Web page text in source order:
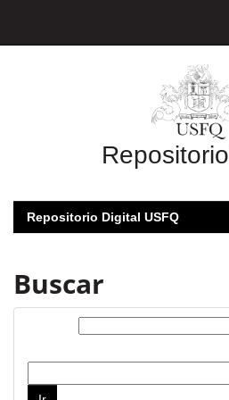
Repositorio
Repositorio Digital USFQ
Buscar